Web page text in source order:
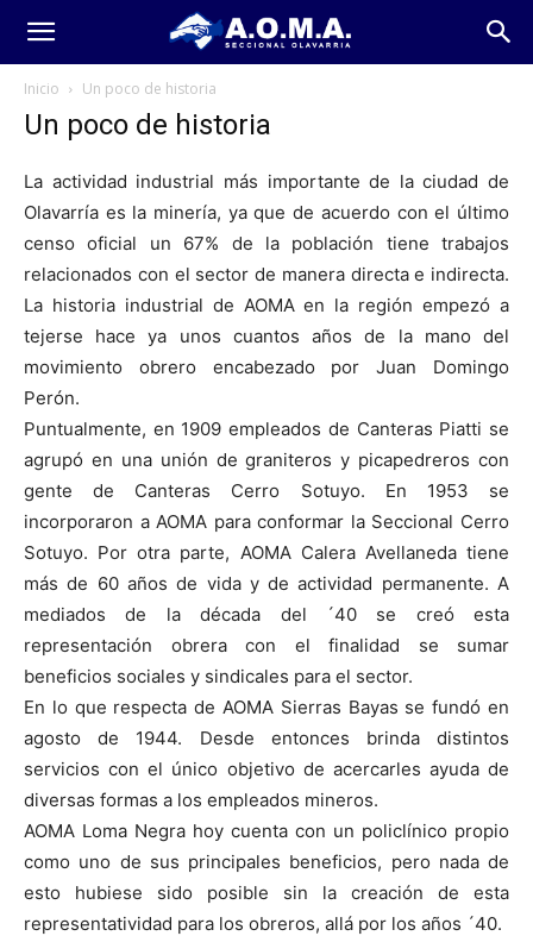
Inicio Un poco de historia
Un poco de historia
La actividad industrial más importante de la ciudad de
Olavarría es la minería, ya que de acuerdo con el último
censo oficial un 67% de la población tiene trabajos
relacionados con el sector de manera directa e indirecta.
La historia industrial de AOMA en la región empezó a
tejerse hace ya unos cuantos años de la mano del
movimiento obrero encabezado por Juan Domingo
Perón.
Puntualmente, en 1909 empleados de Canteras Piatti se
agrupó en una unión de graniteros y picapedreros con
gente de Canteras Cerro Sotuyo. En 1953 se
incorporaron a AOMA para conformar la Seccional Cerro
Sotuyo. Por otra parte, AOMA Calera Avellaneda tiene
más de 60 años de vida y de actividad permanente. A
mediados de la década del ´40 se creó esta
representación obrera con el finalidad se sumar
beneficios sociales y sindicales para el sector.
En lo que respecta de AOMA Sierras Bayas se fundó en
agosto de 1944. Desde entonces brinda distintos
servicios con el único objetivo de acercarles ayuda de
diversas formas a los empleados mineros.
AOMA Loma Negra hoy cuenta con un policlínico propio
como uno de sus principales beneficios, pero nada de
esto hubiese sido posible sin la creación de esta
representatividad para los obreros, allá por los años ´40.